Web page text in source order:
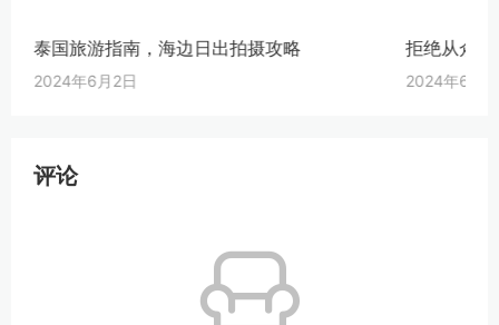
泰国旅游指南，海边日出拍摄攻略
2024年6月2日
拒绝从众
2024年6月9
评论